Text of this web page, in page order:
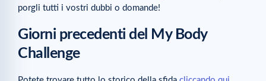
porgli tutti i vostri dubbi o domande!
Giorni precedenti del My Body
Challenge